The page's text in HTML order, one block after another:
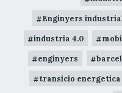
Enginyers
industria 4.0
enginyers
transicio energetica